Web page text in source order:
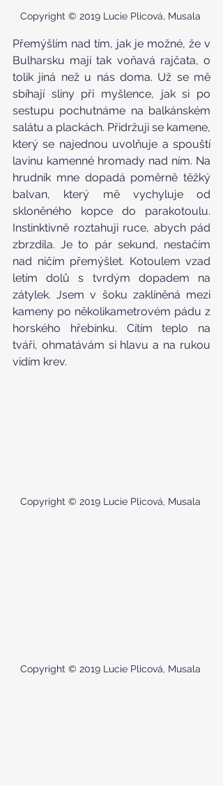
Copyright © 2019 Lucie Plicová, Musala
Přemýšlím nad tím, jak je možné, že v
Bulharsku mají tak voňavá rajčata, o
tolik jiná než u nás doma. Už se mě
sbíhají sliny při myšlence, jak si po
sestupu pochutnáme na balkánském
salátu a plackách. Přidržuji se kamene,
který se najednou uvolňuje a spouští
lavinu kamenné hromady nad ním. Na
hrudník mne dopadá poměrně těžký
balvan, který mě vychyluje od
skloněného kopce do parakotoulu.
Instinktivně roztahuji ruce, abych pád
zbrzdila. Je to pár sekund, nestačím
nad ničím přemýšlet. Kotoulem vzad
letím dolů s tvrdým dopadem na
zátylek. Jsem v šoku zaklíněná mezi
kameny po několikametrovém pádu z
horského hřebínku. Cítím teplo na
tváři, ohmatávám si hlavu a na rukou
vidím krev.
Copyright © 2019 Lucie Plicová, Musala
Copyright © 2019 Lucie Plicová, Musala